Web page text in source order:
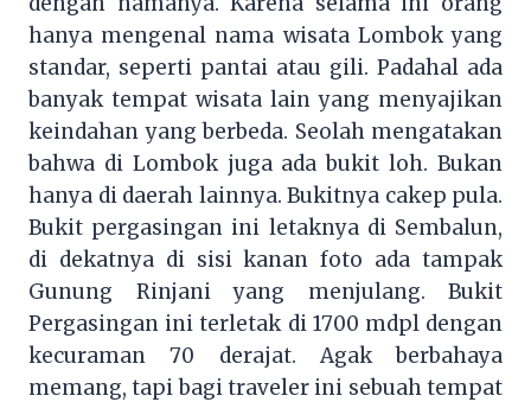
hanya mengenal nama wisata Lombok yang
standar, seperti pantai atau gili. Padahal ada
banyak tempat wisata lain yang menyajikan
keindahan yang berbeda. Seolah mengatakan
bahwa di Lombok juga ada bukit loh. Bukan
hanya di daerah lainnya. Bukitnya cakep pula.
Bukit pergasingan ini letaknya di Sembalun,
di dekatnya di sisi kanan foto ada tampak
Gunung Rinjani yang menjulang. Bukit
Pergasingan ini terletak di 1700 mdpl dengan
kecuraman 70 derajat. Agak berbahaya
memang, tapi bagi traveler ini sebuah tempat